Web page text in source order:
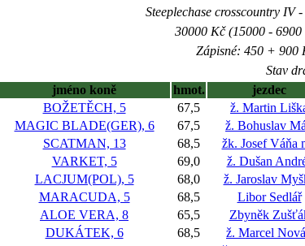
Steeplechase crosscountry IV
30000 Kč (15000 -
Zápisné: 450 + 900
Stav
jméno koně hmot. jezdec
BOŽETĚCH, 5 67,5 ž. Martin
MAGIC BLADE(GER), 6 67,5 ž. Bohuslav
SCATMAN, 13 68,5 žk. Josef Váňa
VARKET, 5 69,0 ž. Dušan
LACJUM(POL), 5 68,0 ž. Jaroslav
MARACUDA, 5 68,5 Libor Sedlář
ALOE VERA, 8 65,5 Zbyněk
DUKÁTEK, 6 68,5 ž. Marcel